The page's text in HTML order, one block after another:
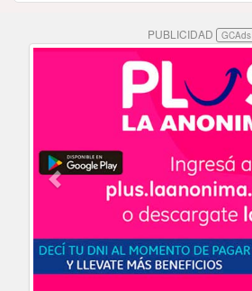
PUBLICIDAD GCAds